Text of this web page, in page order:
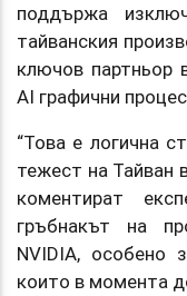
поддържа
тайванския
ключов партньор
AI графични
“Това е логична
тежест на Тайван
коментират
гръбнакът на
NVIDIA, особено
които в момента